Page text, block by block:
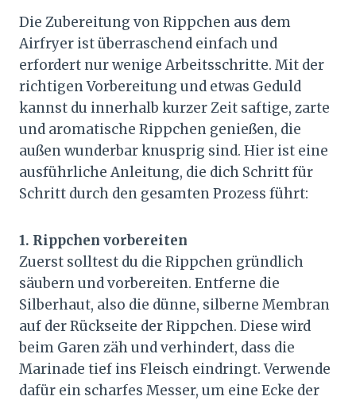
Die Zubereitung von Rippchen aus dem
Airfryer ist überraschend einfach und
erfordert nur wenige Arbeitsschritte. Mit der
richtigen Vorbereitung und etwas Geduld
kannst du innerhalb kurzer Zeit saftige, zarte
und aromatische Rippchen genießen, die
außen wunderbar knusprig sind. Hier ist eine
ausführliche Anleitung, die dich Schritt für
Schritt durch den gesamten Prozess führt:
1. Rippchen vorbereiten
Zuerst solltest du die Rippchen gründlich
säubern und vorbereiten. Entferne die
Silberhaut, also die dünne, silberne Membran
auf der Rückseite der Rippchen. Diese wird
beim Garen zäh und verhindert, dass die
Marinade tief ins Fleisch eindringt. Verwende
dafür ein scharfes Messer, um eine Ecke der